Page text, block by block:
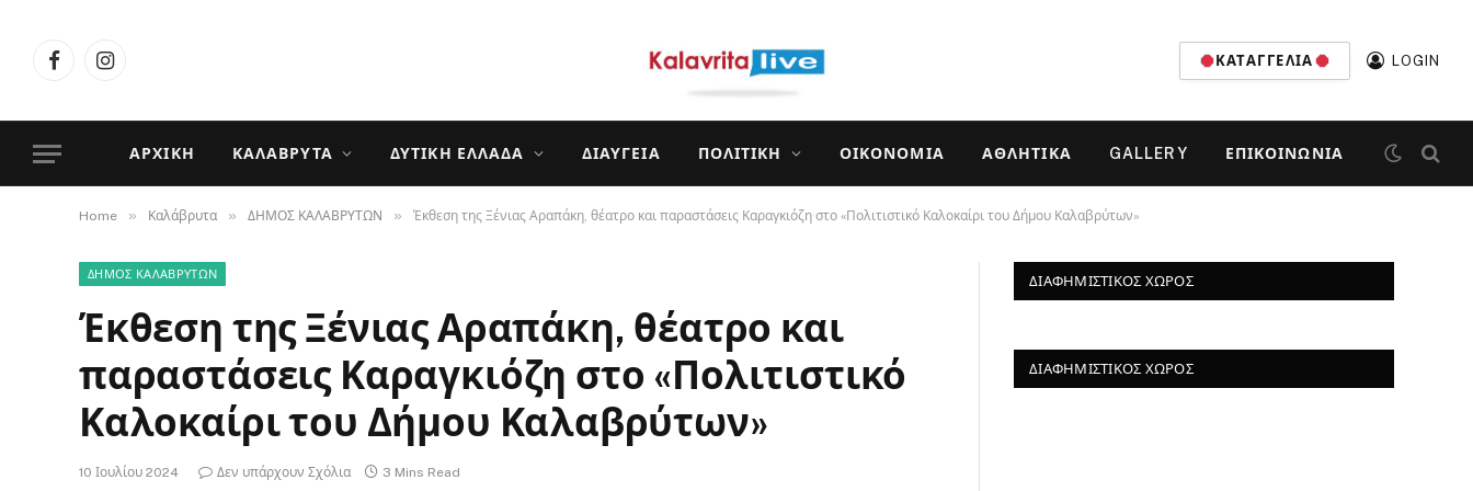
FacebookInstagram
ΚΑΤΑΓΓΕΛΊΑ LOGIN
ΑΡΧΙΚΉ ΚΑΛΆΒΡΥΤΑ ΔΥΤΙΚΉ ΕΛΛΆΔΑ ΔΙΑΎΓΕΙΑ ΠΟΛΙΤΙΚΉ ΟΙΚΟΝΟΜΊΑ ΑΘΛΗΤΙΚΆ GALLERY ΕΠΙΚΟΙΝΩΝΊΑ
Home » Καλάβρυτα » ΔΗΜΟΣ ΚΑΛΑΒΡΥΤΩΝ » Έκθεση της Ξένιας Αραπάκη, θέατρο και παραστάσεις Καραγκιόζη στο «Πολιτιστικό Καλοκαίρι του Δήμου Καλαβρύτων»
ΔΗΜΟΣ ΚΑΛΑΒΡΥΤΩΝ
Έκθεση της Ξένιας Αραπάκη, θέατρο και
παραστάσεις Καραγκιόζη στο «Πολιτιστικό
Καλοκαίρι του Δήμου Καλαβρύτων»
10 Ιουλίου 2024 Δεν υπάρχουν Σχόλια 3 Mins Read
ΔΙΑΦΗΜΙΣΤΙΚΌΣ ΧΏΡΟΣ
ΔΙΑΦΗΜΙΣΤΙΚΌΣ ΧΏΡΟΣ